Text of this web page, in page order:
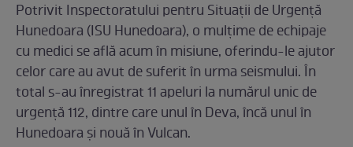
Potrivit Inspectoratului pentru Situații de Urgență
Hunedoara (ISU Hunedoara), o mulțime de echipaje
cu medici se află acum în misiune, oferindu-le ajutor
celor care au avut de suferit în urma seismului. În
total s-au înregistrat 11 apeluri la numărul unic de
urgență 112, dintre care unul în Deva, încă unul în
Hunedoara și nouă în Vulcan.